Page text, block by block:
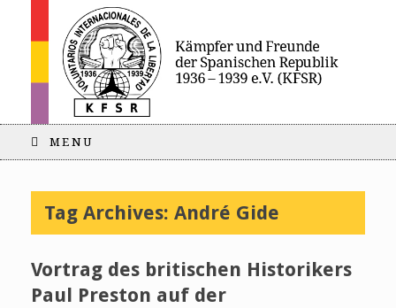
MENU
Tag Archives: André Gide
Vortrag des britischen Historikers
Paul Preston auf der